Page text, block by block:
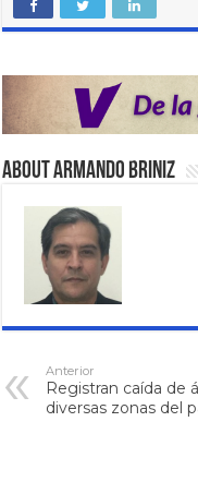
About Armando Briniz
Anterior
Registran caída de
diversas zonas del